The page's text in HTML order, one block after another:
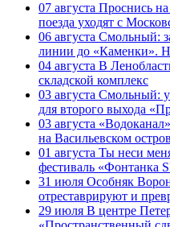
07 августа Проснись
поезда уходят с
06 августа Смольный:
линии до «Каменки».
04 августа В
складской комплекс
03 августа Смольный:
для второго выхода
03 августа
на Васильевском
01 августа Ты неси
фестиваль «Фонтанка
31 июля Особняк
отреставрируют и
29 июля В центре